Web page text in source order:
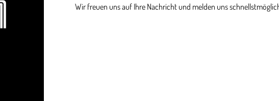
Wir freuen uns auf Ihre Nachricht und melden uns